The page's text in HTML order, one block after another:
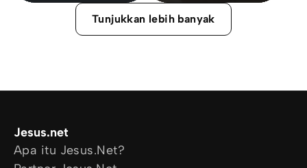
Tunjukkan lebih banyak
Jesus.net
Apa itu Jesus.Net?